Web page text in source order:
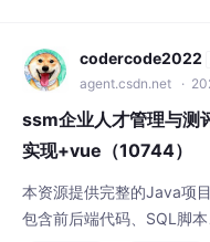
码和SQL脚本完整可运行
联系下方名片获取。
codercode2022
agent.csdn.net ·
ssm企业人才管理与测
实现+vue（10744）
本资源提供完整的Java项
包含前后端代码、SQL脚本